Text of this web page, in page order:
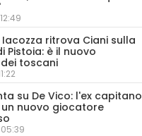
- Iacozza ritrova Ciani sulla
Pistoia: è il nuovo
toscani
su De Vico: l'ex capitano
un nuovo giocatore